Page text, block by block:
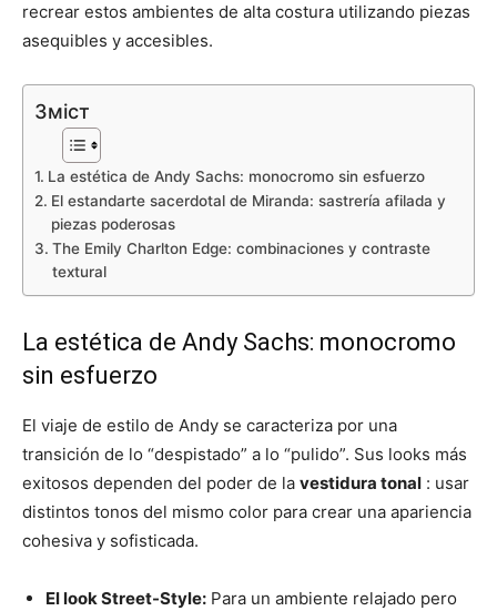
recrear estos ambientes de alta costura utilizando piezas
asequibles y accesibles.
Зміст
La estética de Andy Sachs: monocromo sin esfuerzo
El estandarte sacerdotal de Miranda: sastrería afilada y
piezas poderosas
The Emily Charlton Edge: combinaciones y contraste
textural
La estética de Andy Sachs: monocromo
sin esfuerzo
El viaje de estilo de Andy se caracteriza por una
transición de lo “despistado” a lo “pulido”. Sus looks más
exitosos dependen del poder de la vestidura tonal : usar
distintos tonos del mismo color para crear una apariencia
cohesiva y sofisticada.
El look Street-Style: Para un ambiente relajado pero